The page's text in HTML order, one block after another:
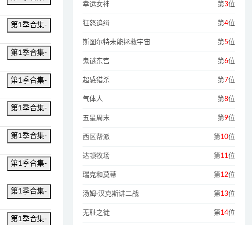
第1季合集-
第1季合集-
第1季合集-
第1季合集-
第1季合集-
第1季合集-
第1季合集-
第1季合集-
幸运女神 第3位
狂怒追缉 第4位
斯图尔特未能拯救宇宙 第5位
鬼谜东宫 第6位
超感猎杀 第7位
气体人 第8位
五星周末 第9位
西区帮派 第10位
达顿牧场 第11位
瑞克和莫蒂 第12位
汤姆·汉克斯讲二战 第13位
无耻之徒 第14位